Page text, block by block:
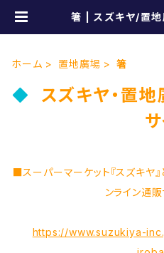
箸 | スズキヤ/置
ホーム 置地廣場 箸
スズキヤ・置
■スーパーマーケット『スズキヤ
ンライン通販
https://www.suzukiya-